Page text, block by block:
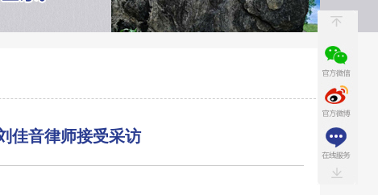
佳音律师接受采访